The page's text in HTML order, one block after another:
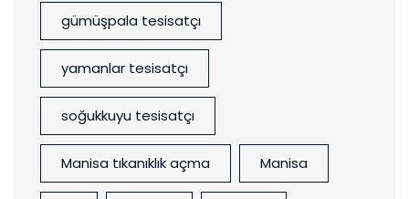
gümüşpala tesisatçı
yamanlar tesisatçı
soğukkuyu tesisatçı
Manisa tıkanıklık açma Manisa